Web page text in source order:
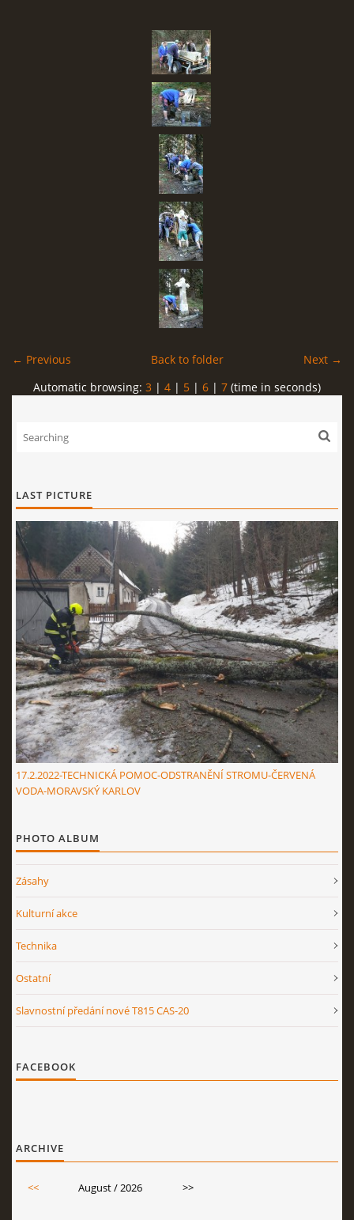
← Previous Next →
Back to folder
Automatic browsing: 3 | 4 | 5 | 6 | 7 (time in seconds)
LAST PICTURE
17.2.2022-TECHNICKÁ POMOC-ODSTRANĚNÍ STROMU-ČERVENÁ
VODA-MORAVSKÝ KARLOV
PHOTO ALBUM
Zásahy
Kulturní akce
Technika
Ostatní
Slavnostní předání nové T815 CAS-20
FACEBOOK
ARCHIVE
<< August / 2026 >>